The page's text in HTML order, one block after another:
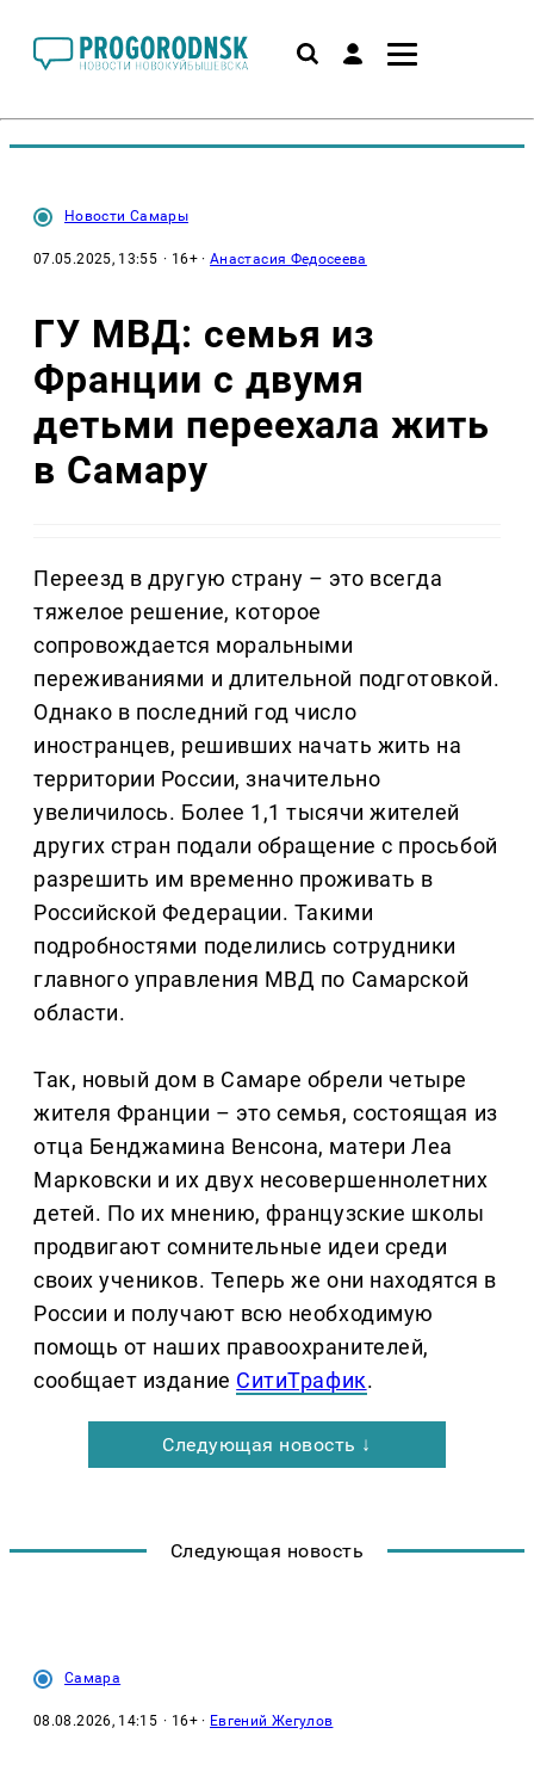
Новости Самары
07.05.2025, 13:55 · 16+ ·Анастасия Федосеева
ГУ МВД: семья из
Франции с двумя
детьми переехала жить
в Самару
Переезд в другую страну – это всегда
тяжелое решение, которое
сопровождается моральными
переживаниями и длительной подготовкой.
Однако в последний год число
иностранцев, решивших начать жить на
территории России, значительно
увеличилось. Более 1,1 тысячи жителей
других стран подали обращение с просьбой
разрешить им временно проживать в
Российской Федерации. Такими
подробностями поделились сотрудники
главного управления МВД по Самарской
области.
Так, новый дом в Самаре обрели четыре
жителя Франции – это семья, состоящая из
отца Бенджамина Венсона, матери Леа
Марковски и их двух несовершеннолетних
детей. По их мнению, французские школы
продвигают сомнительные идеи среди
своих учеников. Теперь же они находятся в
России и получают всю необходимую
помощь от наших правоохранителей,
сообщает издание СитиТрафик.
Следующая новость ↓
Следующая новость
Самара
08.08.2026, 14:15 · 16+ · Евгений Жегулов